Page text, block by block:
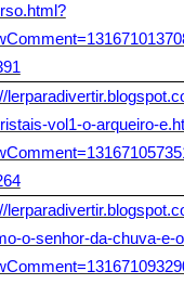
vol1-o-arqueiro-
o-senhor-da-chuva-e-